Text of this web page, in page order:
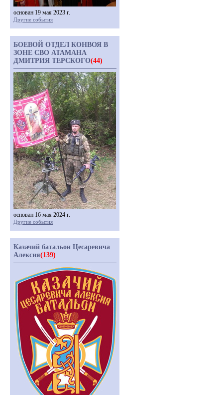
основан 19 мая 2023 г.
Другие события
БОЕВОЙ ОТДЕЛ КОНВОЯ В
ЗОНЕ СВО АТАМАНА
ДМИТРИЯ ТЕРСКОГО(44)
основан 16 мая 2024 г.
Другие события
Казачий батальон Цесаревича
Алексия(139)